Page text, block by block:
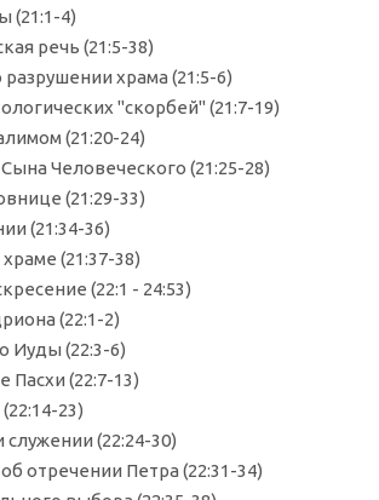
(21:1-4)
речь (21:5-38)
разрушении храма (21:5-6)
"скорбей" (21:7-19)
(21:20-24)
Человеческого (21:25-28)
(21:29-33)
(21:34-36)
(21:37-38)
(22:1 - 24:53)
(22:1-2)
Иуды (22:3-6)
Пасхи (22:7-13)
23)
служении (22:24-30)
отречении Петра (22:31-34)